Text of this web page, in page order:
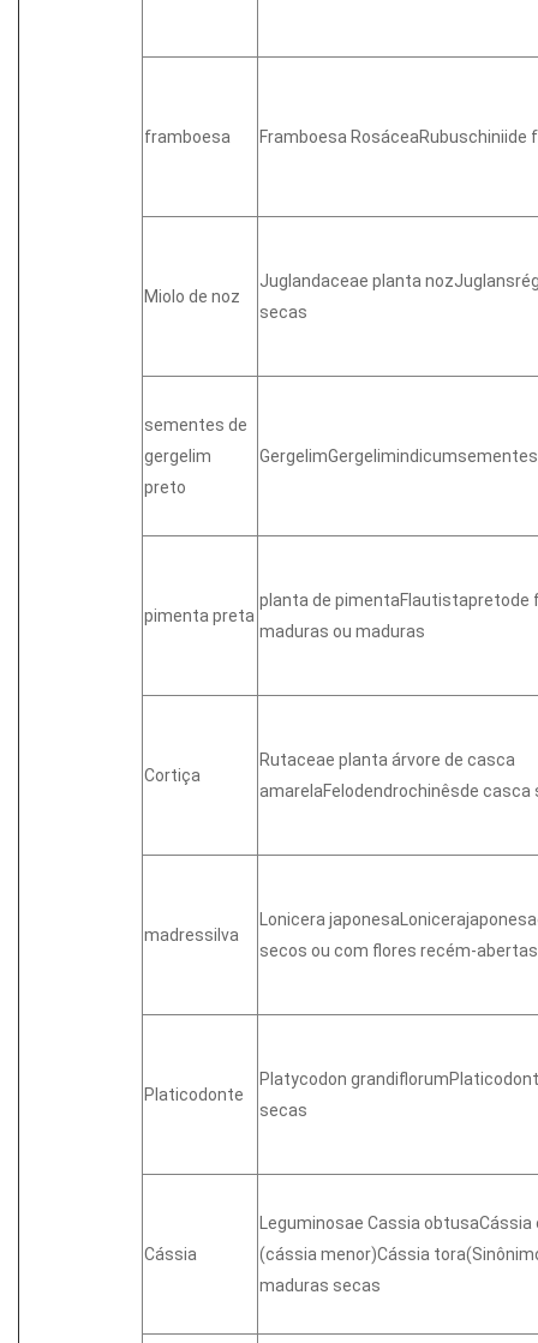
framboesa Framboesa RosáceaRubuschiniide
Miolo de noz
Juglandaceae planta
secas
sementes de
gergelim
preto
pimenta preta
planta de pimentaFlautistapretode
maduras ou maduras
Cortiça
Rutaceae planta árvore de casca
amarelaFelodendrochinêsde casca
madressilva
Lonicera
secos ou com flores recém-abertas
Platicodonte
Platycodon
secas
Cássia
Leguminosae Cassia
(cássia menor)Cássia
maduras secas